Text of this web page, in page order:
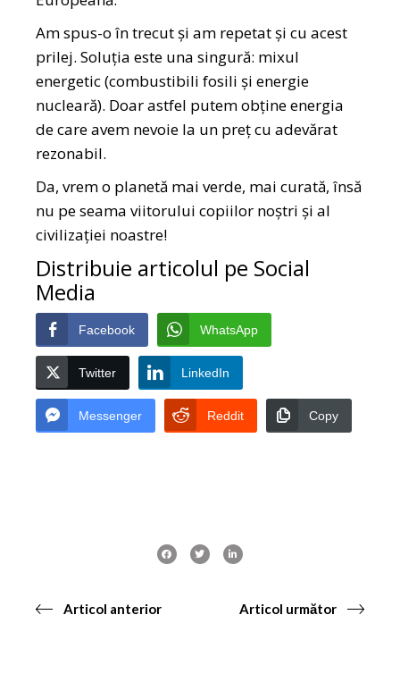
Am spus-o în trecut și am repetat și cu acest
prilej. Soluția este una singură: mixul
energetic (combustibili fosili și energie
nucleară). Doar astfel putem obține energia
de care avem nevoie la un preț cu adevărat
rezonabil.
Da, vrem o planetă mai verde, mai curată, însă
nu pe seama viitorului copiilor noștri și al
civilizației noastre!
Distribuie articolul pe Social
Media
Facebook WhatsApp
Twitter LinkedIn
Messenger Reddit Copy
Articol anterior Articol următor